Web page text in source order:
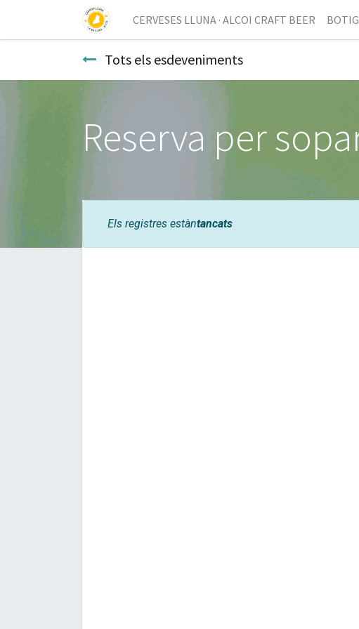
CERVESES LLUNA · ALCOI CRAFT BEER
Tots els esdeveniments
Reserva per
Els registres estàntancats